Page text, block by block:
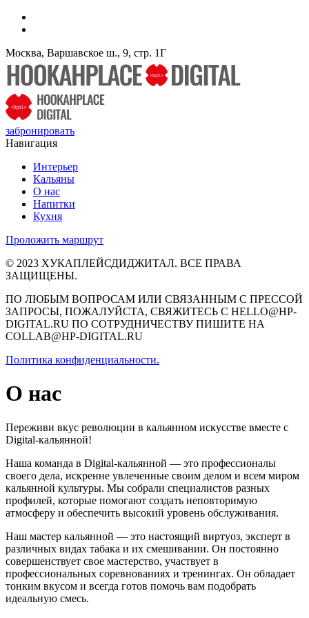
Москва, Варшавское ш., 9, стр. 1Г
забронировать
Навигация
Интерьер
Кальяны
О нас
Напитки
Кухня
Проложить маршрут
© 2023 ХУКАПЛЕЙСДИДЖИТАЛ. ВСЕ ПРАВА
ЗАЩИЩЕНЫ.
ПО ЛЮБЫМ ВОПРОСАМ ИЛИ СВЯЗАННЫМ С ПРЕССОЙ
ЗАПРОСЫ, ПОЖАЛУЙСТА, СВЯЖИТЕСЬ С HELLO@HP-
DIGITAL.RU ПО СОТРУДНИЧЕСТВУ ПИШИТЕ НА
COLLAB@HP-DIGITAL.RU
Политика конфиденциальности.
О нас
Переживи вкус революции в кальянном искусстве вместе с
Digital-кальянной!
Наша команда в Digital-кальянной — это профессионалы
своего дела, искренне увлеченные своим делом и всем миром
кальянной культуры. Мы собрали специалистов разных
профилей, которые помогают создать неповторимую
атмосферу и обеспечить высокий уровень обслуживания.
Наш мастер кальянной — это настоящий виртуоз, эксперт в
различных видах табака и их смешивании. Он постоянно
совершенствует свое мастерство, участвует в
профессиональных соревнованиях и тренингах. Он обладает
тонким вкусом и всегда готов помочь вам подобрать
идеальную смесь.